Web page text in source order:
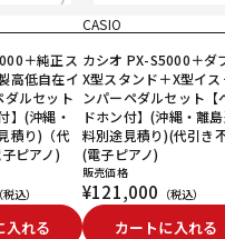
＋純正ス
高低自在イ
ダルセット
】(沖縄・
積り)（代
ピアノ)
（税込）
入れる
CASIO
カシオ PX-S5000＋ダ
X型スタンド＋X型イス
ンパーペダルセット【
ドホン付】(沖縄・離
料別途見積り)(代引き
(電子ピアノ)
販売価格
¥121,000 （税込）
カートに入れる